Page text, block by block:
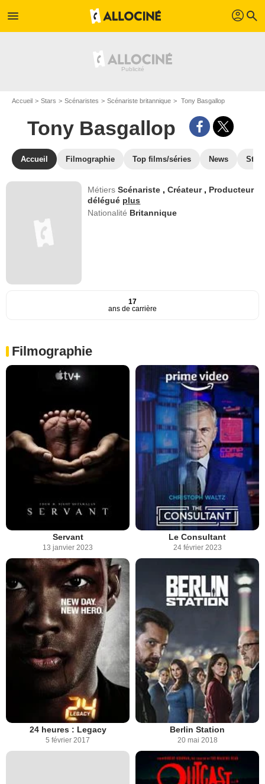
menu profil search
Accueil Stars Scénaristes Scénariste britannique Tony Basgallop
Tony Basgallop
Accueil Filmographie Top films/séries News
MétiersScénariste ,Créateur , Producteur
délégué plus
Nationalité Britannique
17
ans de carrière
Filmographie
Servant
13 janvier 2023
Le Consultant
24 février 2023
24 heures : Legacy
5 février 2017
Berlin Station
20 mai 2018